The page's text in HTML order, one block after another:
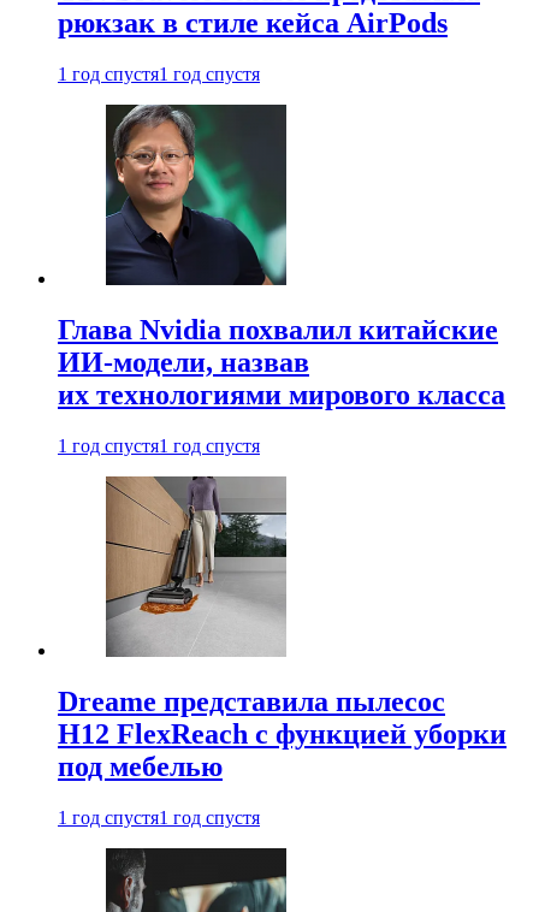
рюкзак в стиле кейса AirPods
1 год спустя1 год спустя
Глава Nvidia похвалил китайские
ИИ-модели, назвав
их технологиями мирового класса
1 год спустя1 год спустя
Dreame представила пылесос
H12 FlexReach с функцией уборки
под мебелью
1 год спустя1 год спустя